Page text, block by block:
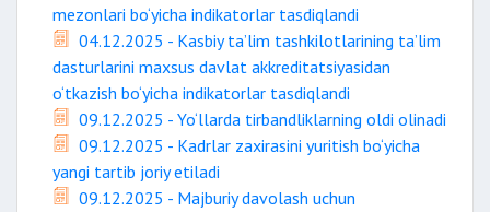
mezonlari bo‘yicha indikatorlar tasdiqlandi
04.12.2025 - Kasbiy ta’lim tashkilotlarining ta’lim
dasturlarini maxsus davlat akkreditatsiyasidan
o‘tkazish bo‘yicha indikatorlar tasdiqlandi
09.12.2025 - Yo‘llarda tirbandliklarning oldi olinadi
09.12.2025 - Kadrlar zaxirasini yuritish bo‘yicha
yangi tartib joriy etiladi
09.12.2025 - Majburiy davolash uchun